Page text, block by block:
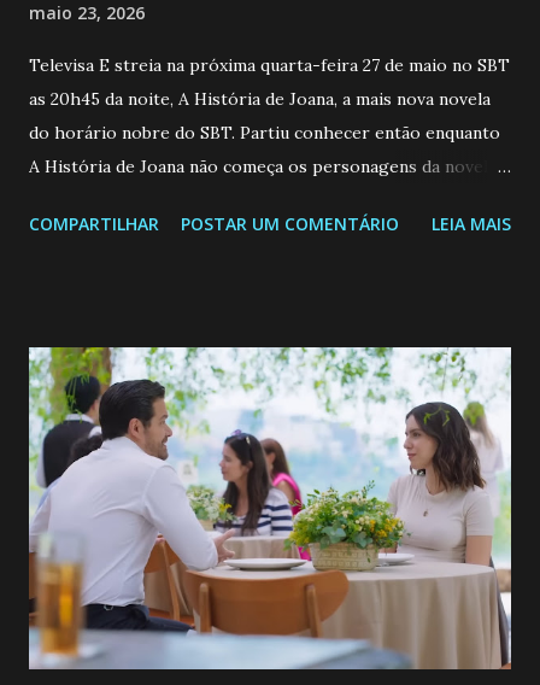
maio 23, 2026
Televisa E streia na próxima quarta-feira 27 de maio no SBT
as 20h45 da noite, A História de Joana, a mais nova novela
do horário nobre do SBT. Partiu conhecer então enquanto
A História de Joana não começa os personagens da novela?
de 25/05/26 a 31/05/26 JOANA GUADALUPE (Camila
permanecer virgem até encontrar o homem que realmente
ama, o que não é fácil, já que dedica todas as suas energias a
se aprimorar, trabalhando, estudando e se orgulhando de
ser a primeira mulher da família a ingressar na
universidade. Ela tem uma personalidade muito alegre, é
muito madura para a idade, determinada, criativa e
empática. Detesta injustiças e é uma ótima amiga. Pode ser
teimosa e muito persistente quando decide fazer algo.
Durante um exame ginecológico, ela é inseminada por eng...
COMPARTILHAR POSTAR UM COMENTÁRIO LEIA MAIS